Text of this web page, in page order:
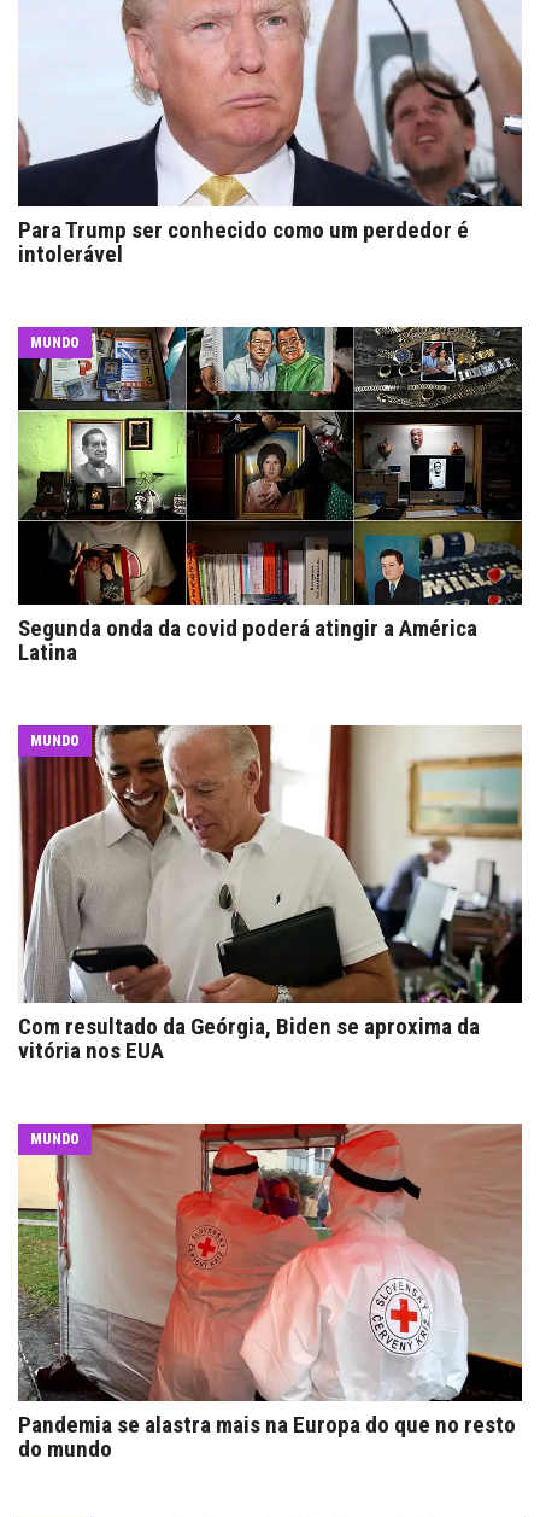
Para Trump ser conhecido como um perdedor é
intolerável
MUNDO
Segunda onda da covid poderá atingir a América
Latina
MUNDO
Com resultado da Geórgia, Biden se aproxima da
vitória nos EUA
MUNDO
Pandemia se alastra mais na Europa do que no resto
do mundo